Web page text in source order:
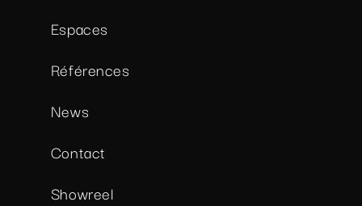
Espaces
Références
News
Contact
Showreel